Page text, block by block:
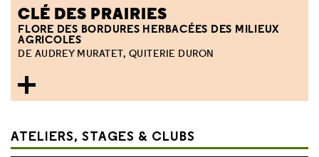
CLÉ DES PRAIRIES
FLORE DES BORDURES HERBACÉES DES MILIEUX
AGRICOLES
DE AUDREY MURATET, QUITERIE DURON
ATELIERS, STAGES & CLUBS